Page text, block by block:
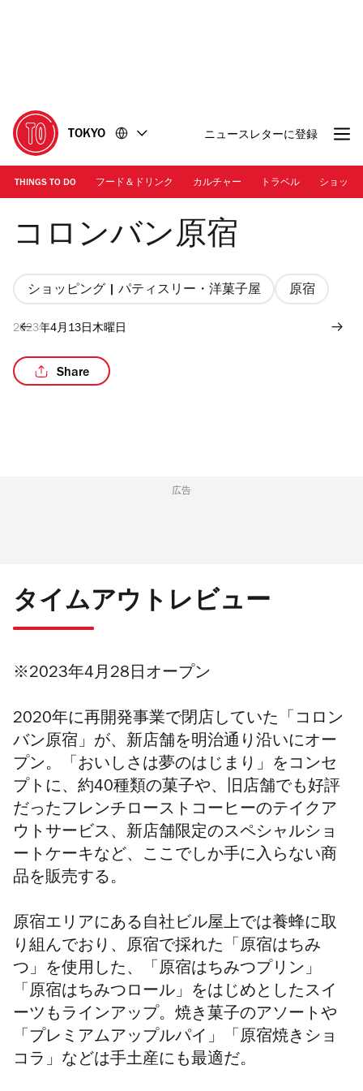
に
移
動
移
動
TOKYO ニュースレターに登録
THINGS TO DO フード＆ドリンク カルチャー トラベル ショッピ
画像提供：コロンバン原宿
コロンバン原宿
ショッピング | パティスリー・洋菓子屋 原宿
2023年4月13日木曜日
Share
広告
タイムアウトレビュー
※2023年4月28日オープン
2020年に再開発事業で閉店していた「コロン
バン原宿」が、新店舗を明治通り沿いにオー
プン。「おいしさは夢のはじまり」をコンセ
プトに、約40種類の菓子や、旧店舗でも好評
だったフレンチローストコーヒーのテイクア
ウトサービス、新店舗限定のスペシャルショ
ートケーキなど、ここでしか手に入らない商
品を販売する。
原宿エリアにある自社ビル屋上では養蜂に取
り組んでおり、原宿で採れた「原宿はちみ
つ」を使用した、「原宿はちみつプリン」
「原宿はちみつロール」をはじめとしたスイ
ーツもラインアップ。焼き菓子のアソートや
「プレミアムアップルパイ」「原宿焼きショ
コラ」などは手土産にも最適だ。